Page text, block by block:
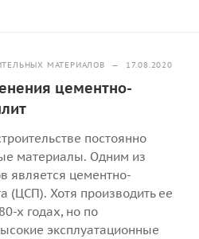
МАТЕРИАЛОВ — 17.08.2020
цементно-
постоянно
материалы. Одним из
является цементно-
(ЦСП). Хотя производить ее
х годах, но по
эксплуатационные